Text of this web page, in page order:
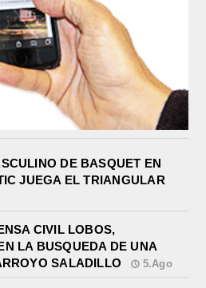
DE BASQUET EN
JUEGA EL TRIANGULAR
CIVIL LOBOS,
LA BUSQUEDA DE UNA
SALADILLO
5.Ago